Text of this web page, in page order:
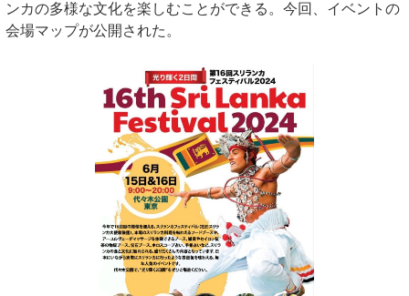
ンカの多様な文化を楽しむことができる。今回、イベントの
会場マップが公開された。